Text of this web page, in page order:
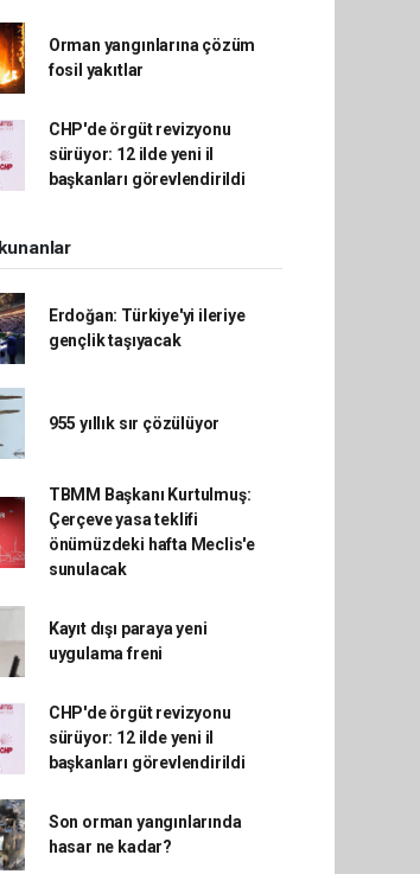
Orman yangınlarına çözüm
fosil yakıtlar
CHP'de örgüt revizyonu
sürüyor: 12 ilde yeni il
başkanları görevlendirildi
Erdoğan: Türkiye'yi ileriye
gençlik taşıyacak
955 yıllık sır çözülüyor
TBMM Başkanı Kurtulmuş:
Çerçeve yasa teklifi
önümüzdeki hafta Meclis'e
sunulacak
Kayıt dışı paraya yeni
uygulama freni
CHP'de örgüt revizyonu
sürüyor: 12 ilde yeni il
başkanları görevlendirildi
Son orman yangınlarında
hasar ne kadar?